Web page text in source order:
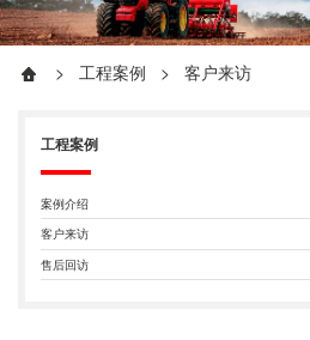
> 工程案例 > 客户来访
工程案例
案例介绍
客户来访
售后回访